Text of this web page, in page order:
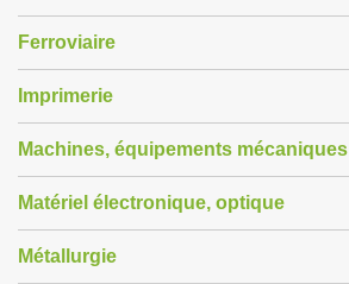
Ferroviaire
Imprimerie
Machines, équipements mécaniques
Matériel électronique, optique
Métallurgie